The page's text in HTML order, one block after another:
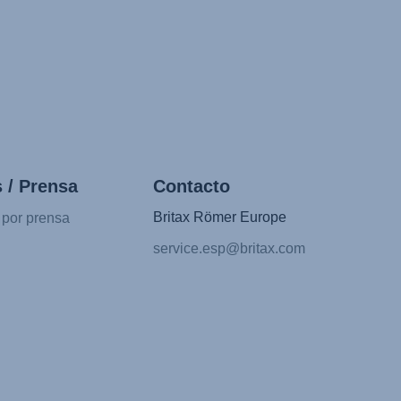
/ Prensa
prensa
Contacto
Britax Römer Europe
service.esp@britax.com